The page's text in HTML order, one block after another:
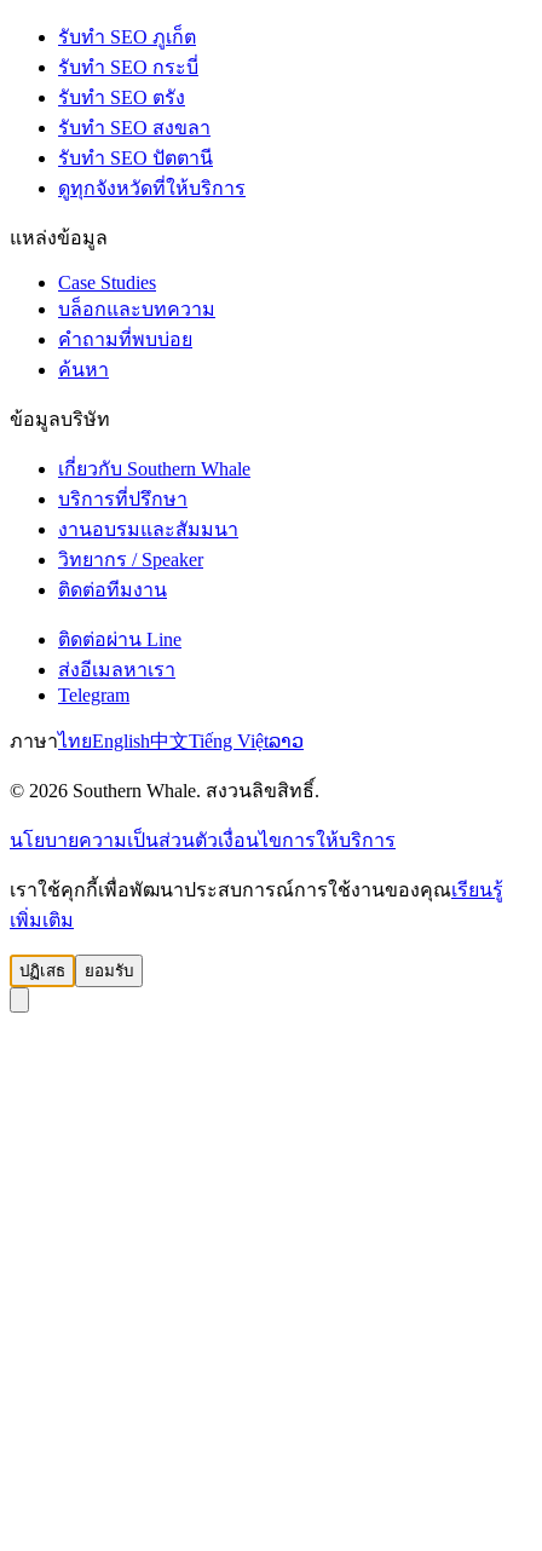
รับทำ SEO ภูเก็ต
รับทำ SEO กระบี่
รับทำ SEO ตรัง
รับทำ SEO สงขลา
รับทำ SEO ปัตตานี
ดูทุกจังหวัดที่ให้บริการ
แหล่งข้อมูล
Case Studies
บล็อกและบทความ
คำถามที่พบบ่อย
ค้นหา
ข้อมูลบริษัท
เกี่ยวกับ Southern Whale
บริการที่ปรึกษา
งานอบรมและสัมมนา
วิทยากร / Speaker
ติดต่อทีมงาน
ติดต่อผ่าน Line
ส่งอีเมลหาเรา
Telegram
ภาษาไทยEnglish中文Tiếng Việtລາວ
© 2026 Southern Whale. สงวนลิขสิทธิ์.
นโยบายความเป็นส่วนตัวเงื่อนไขการให้บริการ
เราใช้คุกกี้เพื่อพัฒนาประสบการณ์การใช้งานของคุณเรียนรู้
เพิ่มเติม
ปฏิเสธ ยอมรับ